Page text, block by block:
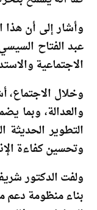
وأشار إلى أن
عبد الفتاح
الاجتماعية
وخلال
والعدالة، وبما
التطوير الحديثة
وتحسين كفاءة
ولفت الدكتور
بناء منظومة دعم
المواطنين،